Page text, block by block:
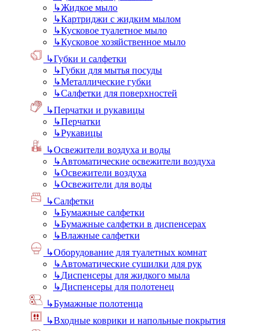
↳Жидкое мыло
↳Картриджи с жидким мылом
↳Кусковое туалетное мыло
↳Кусковое хозяйственное мыло
↳Губки и салфетки
↳Губки для мытья посуды
↳Металлические губки
↳Салфетки для поверхностей
↳Перчатки и рукавицы
↳Перчатки
↳Рукавицы
↳Освежители воздуха и воды
↳Автоматические освежители воздуха
↳Освежители воздуха
↳Освежители для воды
↳Салфетки
↳Бумажные салфетки
↳Бумажные салфетки в диспенсерах
↳Влажные салфетки
↳Оборудование для туалетных комнат
↳Автоматические сушилки для рук
↳Диспенсеры для жидкого мыла
↳Диспенсеры для полотенец
↳Бумажные полотенца
↳Входные коврики и напольные покрытия